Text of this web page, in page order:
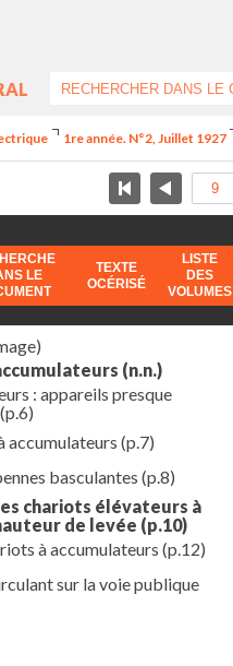
1re année. N°2, Juillet 1927
LE
TEXTE
OCÉRISÉ
LISTE
DES
VOLUMES
(n.n.)
: appareils presque
(p.6)
accumulateurs (p.7)
basculantes (p.8)
chariots élévateurs à
de levée (p.10)
à accumulateurs (p.12)
sur la voie publique